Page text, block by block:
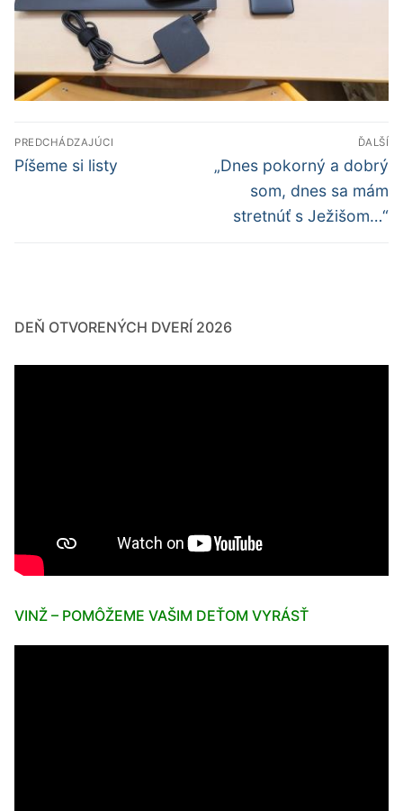
Navigácia
v
PREDCHÁDZAJÚCI
Predchádzajúci
Píšeme si listy
ĎALŠÍ
Ďalší
článok:
„Dnes pokorný a dobrý
som, dnes sa mám
stretnúť s Ježišom…“
DEŇ OTVORENÝCH DVERÍ 2026
VINŽ – POMÔŽEME VAŠIM DEŤOM VYRÁSŤ